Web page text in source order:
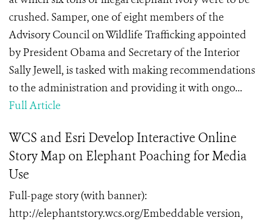
crushed. Samper, one of eight members of the
Advisory Council on Wildlife Trafficking appointed
by President Obama and Secretary of the Interior
Sally Jewell, is tasked with making recommendations
to the administration and providing it with ongo...
Full Article
WCS and Esri Develop Interactive Online
Story Map on Elephant Poaching for Media
Use
Full-page story (with banner):
http://elephantstory.wcs.org/Embeddable version,